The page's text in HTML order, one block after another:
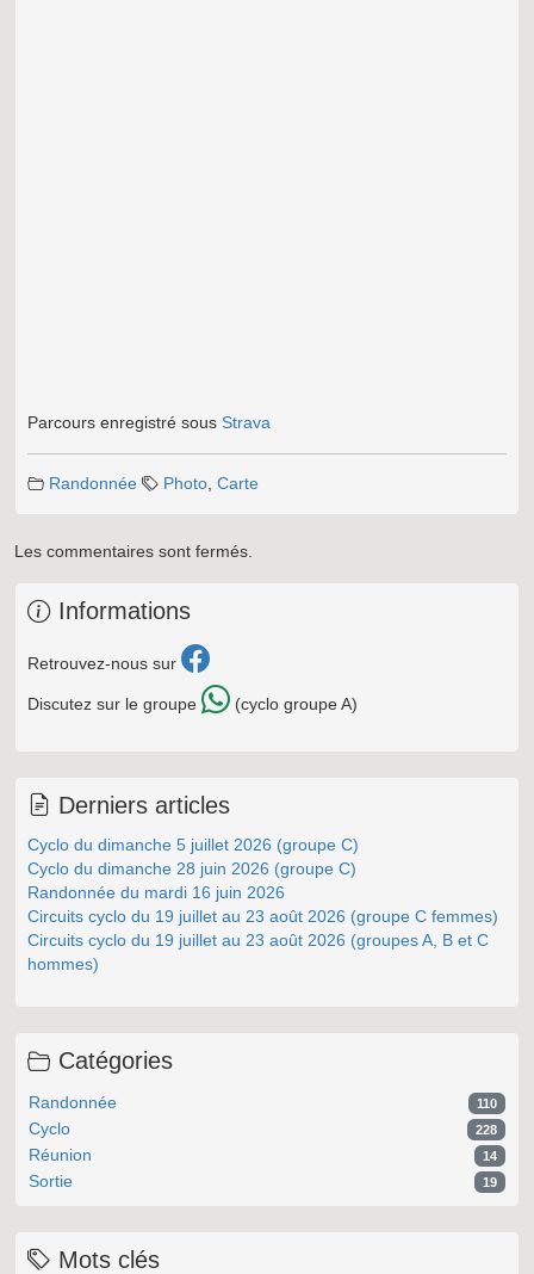
Parcours enregistré sous Strava
Randonnée Photo, Carte
Les commentaires sont fermés.
Informations
Retrouvez-nous sur
Discutez sur le groupe (cyclo groupe A)
Derniers articles
Cyclo du dimanche 5 juillet 2026 (groupe C)
Cyclo du dimanche 28 juin 2026 (groupe C)
Randonnée du mardi 16 juin 2026
Circuits cyclo du 19 juillet au 23 août 2026 (groupe C femmes)
Circuits cyclo du 19 juillet au 23 août 2026 (groupes A, B et C
hommes)
Catégories
Randonnée 110
Cyclo 228
Réunion 14
Sortie 19
Mots clés